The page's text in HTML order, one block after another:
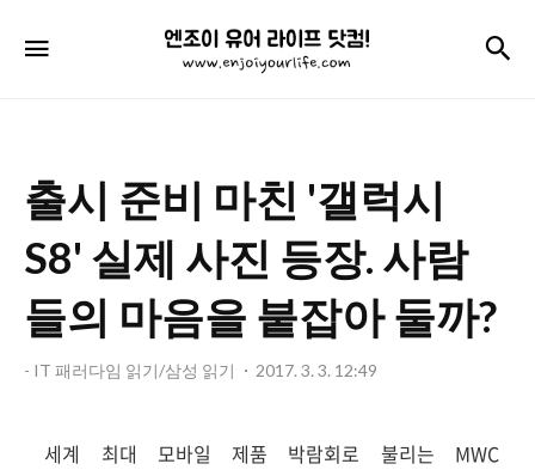
엔
조
어
라
이
프
닷
출시 준비 마친 '갤럭시
S8' 실제 사진 등장. 사람
들의 마음을 붙잡아 둘까?
- IT 패러다임 읽기/삼성 읽기 2017. 3. 3. 12:49
세계 최대 모바일 제품 박람회로 불리는 MWC